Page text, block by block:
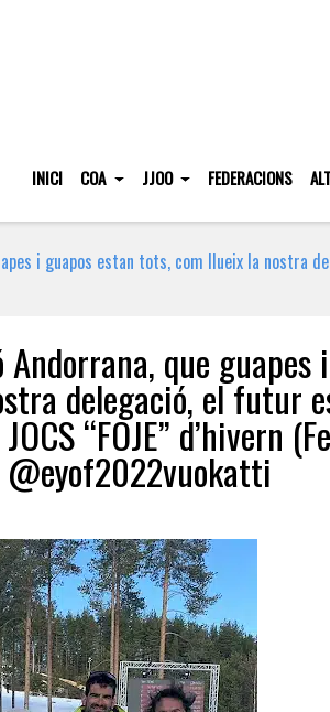
INICI COA JJOO FEDERACIONS
i guapos estan tots, com llueix la nostra
que guapes i
delegació, el futur
“FOJE” d’hivern
@eyof2022vuokatti